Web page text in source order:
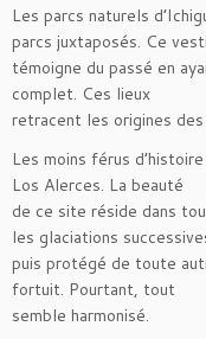
Les parcs naturels
parcs juxtaposés. Ce
témoigne du passé en
complet. Ces lieux
retracent les origines
Les moins férus
Los Alerces. La beauté
de ce site réside dans
les glaciations
puis protégé de toute
fortuit. Pourtant, tout
semble harmonisé.